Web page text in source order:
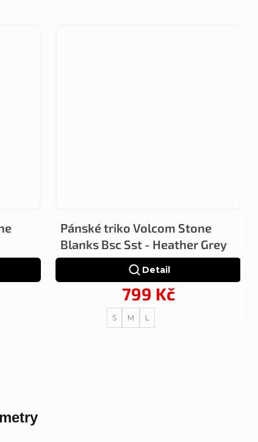
Pánské triko Volcom Stone
Blanks Bsc Sst - Heather Grey
799 Kč
Detail
S M L